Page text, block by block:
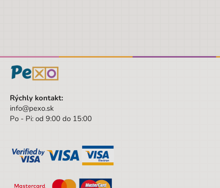
Hĺbka
Šírka obalu
Výška obalu
Vek od
Rýchly kontakt:
info@pexo.sk
Po - Pi: od 9:00 do 15:00